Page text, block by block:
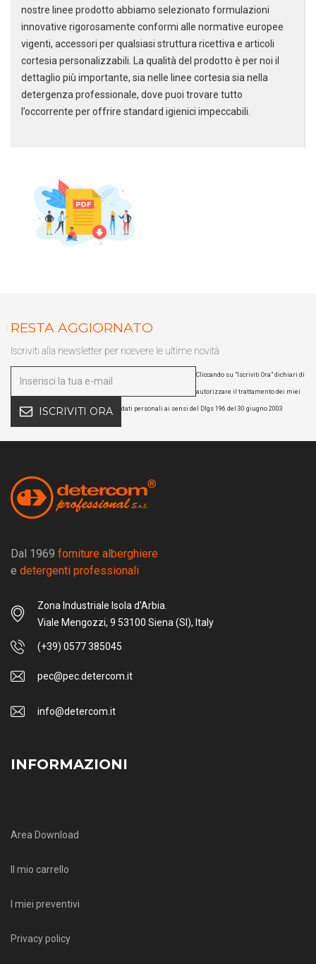
Scarica il catalogo cleaning
Soluzioni per la pulizia
professionale
nostre linee prodotto abbiamo selezionato formulazioni
innovative rigorosamente conformi alle normative europee
vigenti, accessori per qualsiasi struttura ricettiva e articoli
cortesia personalizzabili. La qualità del prodotto è per noi il
dettaglio più importante, sia nelle linee cortesia sia nella
detergenza professionale, dove puoi trovare tutto
l’occorrente per offrire standard igienici impeccabili.
RESTA AGGIORNATO
Iscriviti alla newsletter per ricevere le ultime novità
ISCRIVITI ORA
Cliccando su "Iscriviti Ora" dichiari di
autorizzare il trattamento dei miei
dati personali ai sensi del Dlgs 196 del 30 giugno 2003
Dal 1969 forniture alberghiere
e detergenti professionali
Zona Industriale Isola d'Arbia.
Viale Mengozzi, 9 53100 Siena (SI), Italy
(+39) 0577 385045
pec@pec.detercom.it
info@detercom.it
INFORMAZIONI
Area Download
Il mio carrello
I miei preventivi
Privacy policy